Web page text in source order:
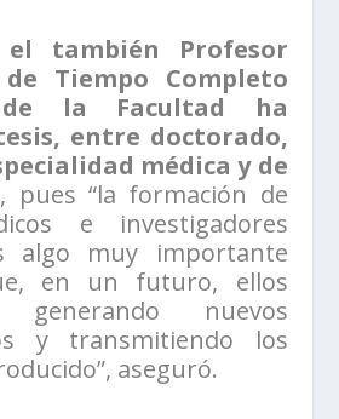
el también Profesor
Tiempo Completo
la Facultad ha
entre doctorado,
médica y de
, pues “la formación de
e investigadores
algo muy importante
en un futuro, ellos
generando nuevos
y transmitiendo los
aseguró.